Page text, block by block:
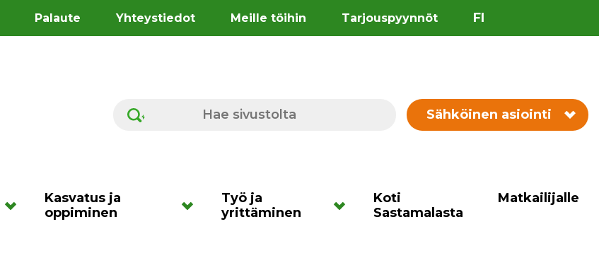
Palaute Yhteystiedot Meille töihin Tarjouspyynnöt FI
Hae sivustolta Sähköinen asiointi
Kasvatus ja
oppiminen
Työ ja
yrittäminen
Koti
Sastamalasta
Matkailijalle